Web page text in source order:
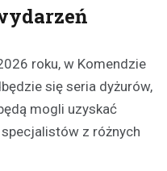
roku, w Komendzie
się seria dyżurów,
mogli uzyskać
z różnych